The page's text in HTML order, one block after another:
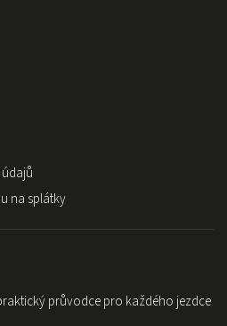
na splátky
průvodce pro každého jezdce